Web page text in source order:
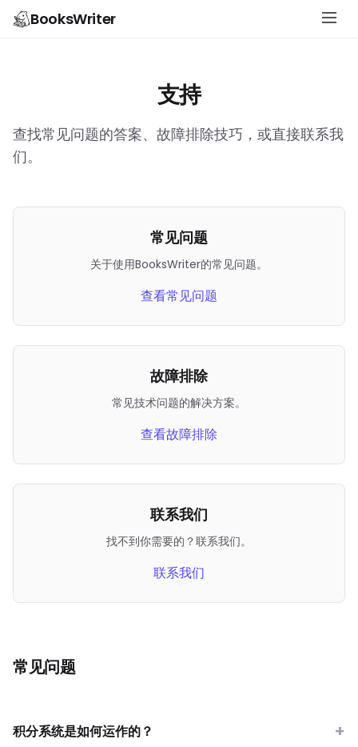
BooksWriter
支持
查找常见问题的答案、故障排除技巧，或直接联系我
们。
常见问题
关于使用BooksWriter的常见问题。
查看常见问题
故障排除
常见技术问题的解决方案。
查看故障排除
联系我们
找不到你需要的？联系我们。
联系我们
常见问题
积分系统是如何运作的？